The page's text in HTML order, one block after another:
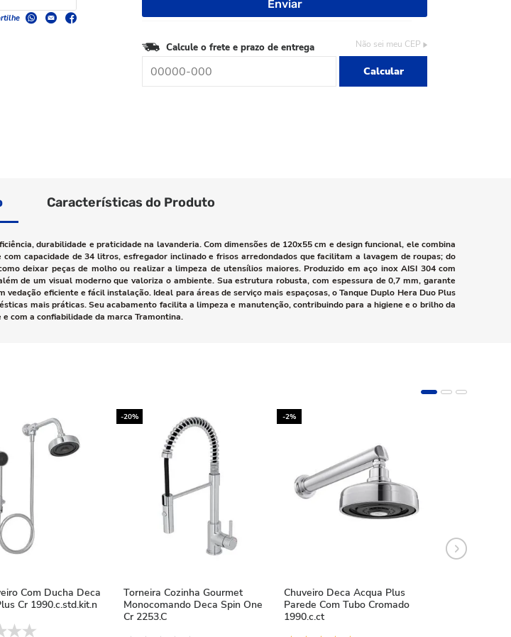
Calcule o frete e prazo de entrega Não sei meu CEP
Calcular
Características do Produto
durabilidade e praticidade na lavanderia. Com dimensões de 120x55 cm e design funcional, ele combina
capacidade de 34 litros, esfregador inclinado e frisos arredondados que facilitam a lavagem de roupas; do
deixar peças de molho ou realizar a limpeza de utensílios maiores. Produzido em aço inox AISI 304 com
de um visual moderno que valoriza o ambiente. Sua estrutura robusta, com espessura de 0,7 mm, garante
eficiente e fácil instalação. Ideal para áreas de serviço mais espaçosas, o Tanque Duplo Hera Duo Plus
mais práticas. Seu acabamento facilita a limpeza e manutenção, contribuindo para a higiene e o brilho da
com a confiabilidade da marca Tramontina.
Com Ducha Deca
Cr 1990.c.std.kit.n
-20%
Torneira Cozinha Gourmet
Monocomando Deca Spin One
Cr 2253.C
-2%
Chuveiro Deca Acqua Plus
Parede Com Tubo Cromado
1990.c.ct